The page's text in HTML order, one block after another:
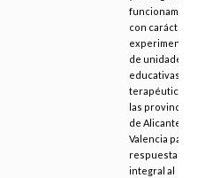
funcionamiento,
con carácter
experimental,
de unidades
educativas
terapéuticas en
las provincias
de Alicante y
Valencia para la
respuesta
integral al